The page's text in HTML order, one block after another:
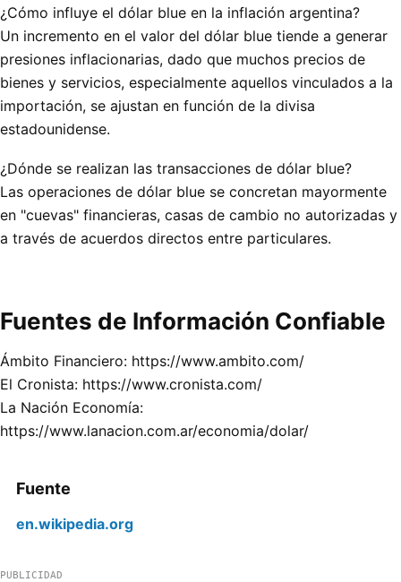
¿Cómo influye el dólar blue en la inflación argentina?
Un incremento en el valor del dólar blue tiende a generar
presiones inflacionarias, dado que muchos precios de
bienes y servicios, especialmente aquellos vinculados a la
importación, se ajustan en función de la divisa
estadounidense.
¿Dónde se realizan las transacciones de dólar blue?
Las operaciones de dólar blue se concretan mayormente
en "cuevas" financieras, casas de cambio no autorizadas y
a través de acuerdos directos entre particulares.
Fuentes de Información Confiable
Ámbito Financiero: https://www.ambito.com/
El Cronista: https://www.cronista.com/
La Nación Economía:
https://www.lanacion.com.ar/economia/dolar/
Fuente
en.wikipedia.org
PUBLICIDAD